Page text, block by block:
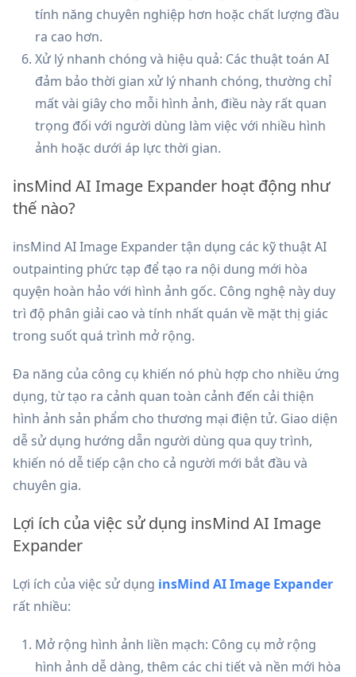
tính năng chuyên nghiệp hơn hoặc chất lượng đầu
ra cao hơn.
Xử lý nhanh chóng và hiệu quả: Các thuật toán AI
đảm bảo thời gian xử lý nhanh chóng, thường chỉ
mất vài giây cho mỗi hình ảnh, điều này rất quan
trọng đối với người dùng làm việc với nhiều hình
ảnh hoặc dưới áp lực thời gian.
insMind AI Image Expander hoạt động như
thế nào?
insMind AI Image Expander tận dụng các kỹ thuật AI
outpainting phức tạp để tạo ra nội dung mới hòa
quyện hoàn hảo với hình ảnh gốc. Công nghệ này duy
trì độ phân giải cao và tính nhất quán về mặt thị giác
trong suốt quá trình mở rộng.
Đa năng của công cụ khiến nó phù hợp cho nhiều ứng
dụng, từ tạo ra cảnh quan toàn cảnh đến cải thiện
hình ảnh sản phẩm cho thương mại điện tử. Giao diện
dễ sử dụng hướng dẫn người dùng qua quy trình,
khiến nó dễ tiếp cận cho cả người mới bắt đầu và
chuyên gia.
Lợi ích của việc sử dụng insMind AI Image
Expander
Lợi ích của việc sử dụng insMind AI Image Expander
rất nhiều:
Mở rộng hình ảnh liền mạch: Công cụ mở rộng
hình ảnh dễ dàng, thêm các chi tiết và nền mới hòa